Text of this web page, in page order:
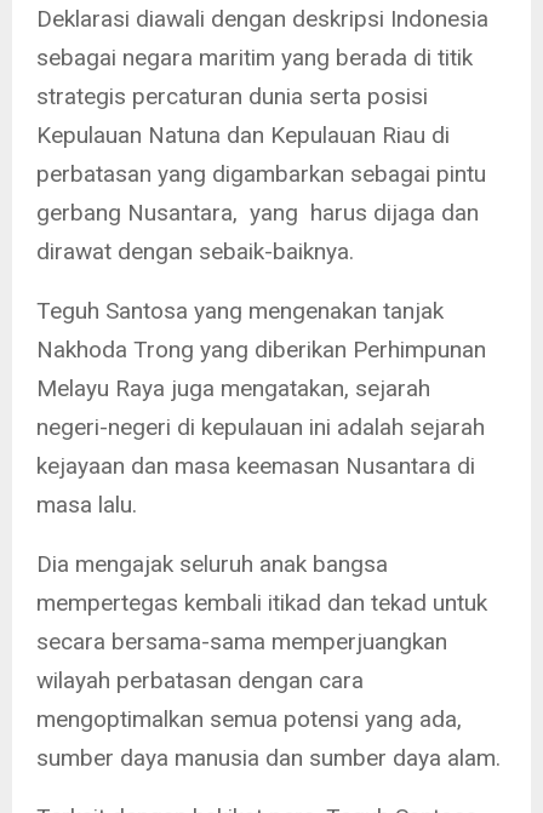
Deklarasi diawali dengan deskripsi Indonesia
sebagai negara maritim yang berada di titik
strategis percaturan dunia serta posisi
Kepulauan Natuna dan Kepulauan Riau di
perbatasan yang digambarkan sebagai pintu
gerbang Nusantara, yang harus dijaga dan
dirawat dengan sebaik-baiknya.
Teguh Santosa yang mengenakan tanjak
Nakhoda Trong yang diberikan Perhimpunan
Melayu Raya juga mengatakan, sejarah
negeri-negeri di kepulauan ini adalah sejarah
kejayaan dan masa keemasan Nusantara di
masa lalu.
Dia mengajak seluruh anak bangsa
mempertegas kembali itikad dan tekad untuk
secara bersama-sama memperjuangkan
wilayah perbatasan dengan cara
mengoptimalkan semua potensi yang ada,
sumber daya manusia dan sumber daya alam.